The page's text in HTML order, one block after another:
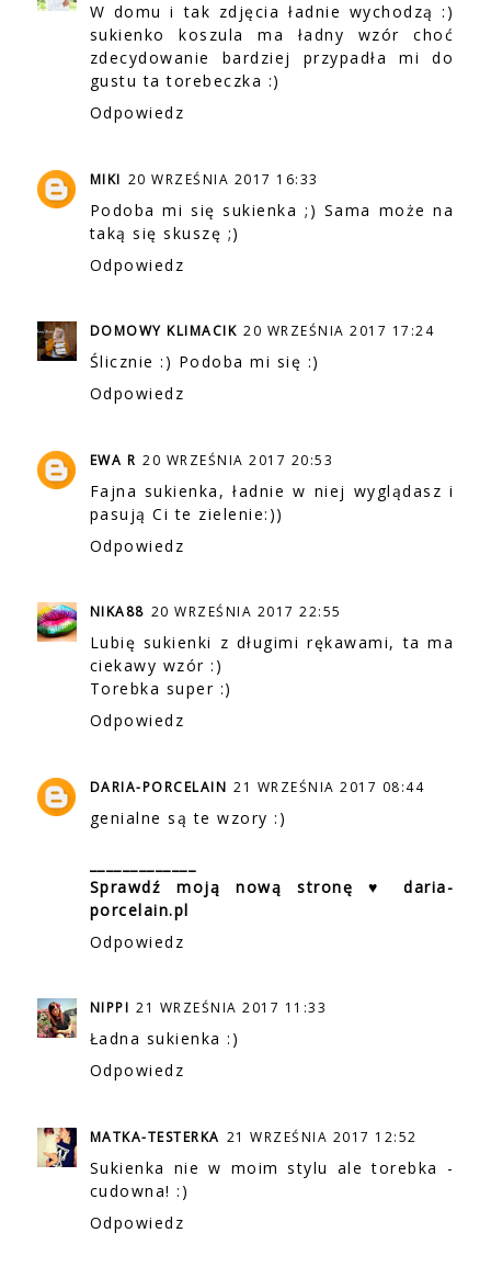
W domu i tak zdjęcia ładnie wychodzą :)
sukienko koszula ma ładny wzór choć
zdecydowanie bardziej przypadła mi do
gustu ta torebeczka :)
Odpowiedz
MIKI 20 WRZEŚNIA 2017 16:33
Podoba mi się sukienka ;) Sama może na
taką się skuszę ;)
Odpowiedz
DOMOWY KLIMACIK 20 WRZEŚNIA 2017 17:24
Ślicznie :) Podoba mi się :)
Odpowiedz
EWA R 20 WRZEŚNIA 2017 20:53
Fajna sukienka, ładnie w niej wyglądasz i
pasują Ci te zielenie:))
Odpowiedz
NIKA88 20 WRZEŚNIA 2017 22:55
Lubię sukienki z długimi rękawami, ta ma
ciekawy wzór :)
Torebka super :)
Odpowiedz
DARIA-PORCELAIN 21 WRZEŚNIA 2017 08:44
genialne są te wzory :)
Sprawdź moją nową stronę ♥ daria-
porcelain.pl
Odpowiedz
NIPPI 21 WRZEŚNIA 2017 11:33
Ładna sukienka :)
Odpowiedz
MATKA-TESTERKA 21 WRZEŚNIA 2017 12:52
Sukienka nie w moim stylu ale torebka -
cudowna! :)
Odpowiedz